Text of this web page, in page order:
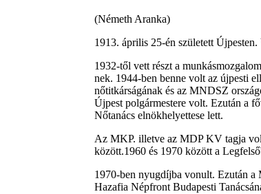
(Németh Aranka)
1913. április 25-én született
1932-től vett részt a
nek. 1944-ben benne volt az újpesti
nőtitkárságának és az MNDSZ
Újpest polgármestere volt. Ezután a
Nőtanács elnökhelyettese lett.
Az MKP. illetve az MDP KV tagja
között.1960 és 1970 között a
1970-ben nyugdíjba vonult. Ezután a
Hazafia Népfront Budapesti